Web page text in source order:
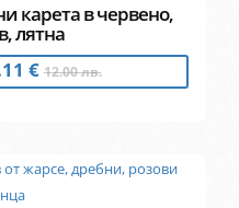
карета в червено,
лятна
€12.00 лв.